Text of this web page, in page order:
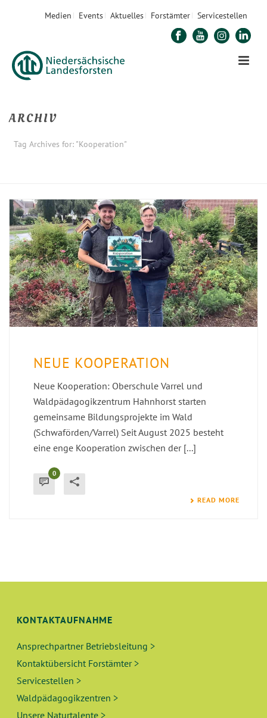
Medien Events Aktuelles Forstämter Servicestellen
ARCHIV
Tag Archives for: "Kooperation"
NEUE KOOPERATION
Neue Kooperation: Oberschule Varrel und
Waldpädagogikzentrum Hahnhorst starten
gemeinsame Bildungsprojekte im Wald
(Schwaförden/Varrel) Seit August 2025 besteht
eine enge Kooperation zwischen der [...]
0
READ MORE
KONTAKTAUFNAHME
Ansprechpartner Betriebsleitung >
Kontaktübersicht Forstämter >
Servicestellen >
Waldpädagogikzentren >
Unsere Naturtalente >